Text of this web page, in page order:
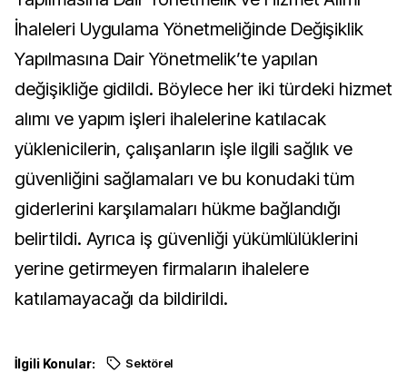
İhaleleri Uygulama Yönetmeliğinde Değişiklik
Yapılmasına Dair Yönetmelik’te yapılan
değişikliğe gidildi. Böylece her iki türdeki hizmet
alımı ve yapım işleri ihalelerine katılacak
yüklenicilerin, çalışanların işle ilgili sağlık ve
güvenliğini sağlamaları ve bu konudaki tüm
giderlerini karşılamaları hükme bağlandığı
belirtildi. Ayrıca iş güvenliği yükümlülüklerini
yerine getirmeyen firmaların ihalelere
katılamayacağı da bildirildi.
İlgili Konular: Sektörel